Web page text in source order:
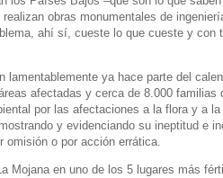
obras monumentales de
ahí sí, cueste lo que cueste y con
lamentablemente ya hace parte del
afectadas y cerca de 8.000 familias
por las afectaciones a la flora y a
y evidenciando su ineptitud e
omisión o por acción errática.
Mojana en uno de los 5 lugares más